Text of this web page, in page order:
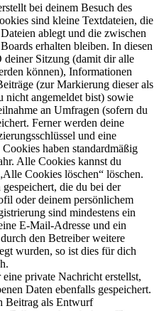
bei deinem Besuch des
sind kleine Textdateien, die
ablegt und die zwischen
erhalten bleiben. In diesen
Sitzung (damit dir alle
können), Informationen
(zur Markierung dieser als
nicht angemeldet bist) sowie
an Umfragen (sofern du
Ferner werden deine
und eine
haben standardmäßig
Alle Cookies kannst du
Cookies löschen“ löschen.
die du bei der
oder deinem persönlichem
sind mindestens ein
E-Mail-Adresse und ein
den Betreiber weitere
wurden, so ist dies für dich
private Nachricht erstellst,
Daten ebenfalls gespeichert.
Beitrag als Entwurf